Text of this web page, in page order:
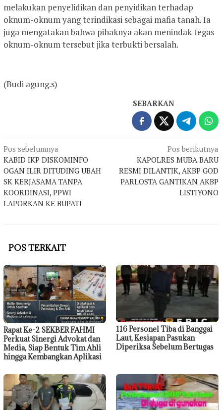
melakukan penyelidikan dan penyidikan terhadap
oknum-oknum yang terindikasi sebagai mafia tanah. Ia
juga mengatakan bahwa pihaknya akan menindak tegas
oknum-oknum tersebut jika terbukti bersalah.
(Budi agung.s)
SEBARKAN
Navigasi
pos
Pos sebelumnya
KABID IKP DISKOMINFO
OGAN ILIR DITUDING UBAH
SK KERJASAMA TANPA
KOORDINASI, PPWI
LAPORKAN KE BUPATI
Pos berikutnya
KAPOLRES MUBA BARU
RESMI DILANTIK, AKBP GOD
PARLOSTA GANTIKAN AKBP
LISTIYONO
POS TERKAIT
Rapat Ke-2 SEKBER FAHMI
Perkuat Sinergi Advokat dan
Media, Siap Bentuk Tim Ahli
hingga Kembangkan Aplikasi
116 Personel Tiba di Banggai
Laut, Kesiapan Pasukan
Diperiksa Sebelum Bertugas